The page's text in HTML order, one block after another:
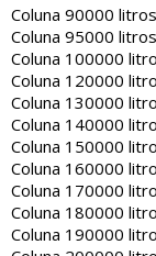
Coluna 90000 litros
Coluna 95000 litros
Coluna 100000
Coluna 120000
Coluna 130000
Coluna 140000
Coluna 150000
Coluna 160000
Coluna 170000
Coluna 180000
Coluna 190000